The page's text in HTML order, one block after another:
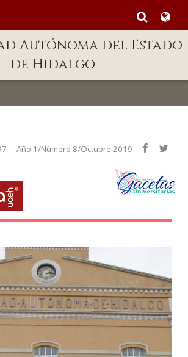
Autónoma del Estado
de Hidalgo
Año 1/Número 8/Octubre 2019